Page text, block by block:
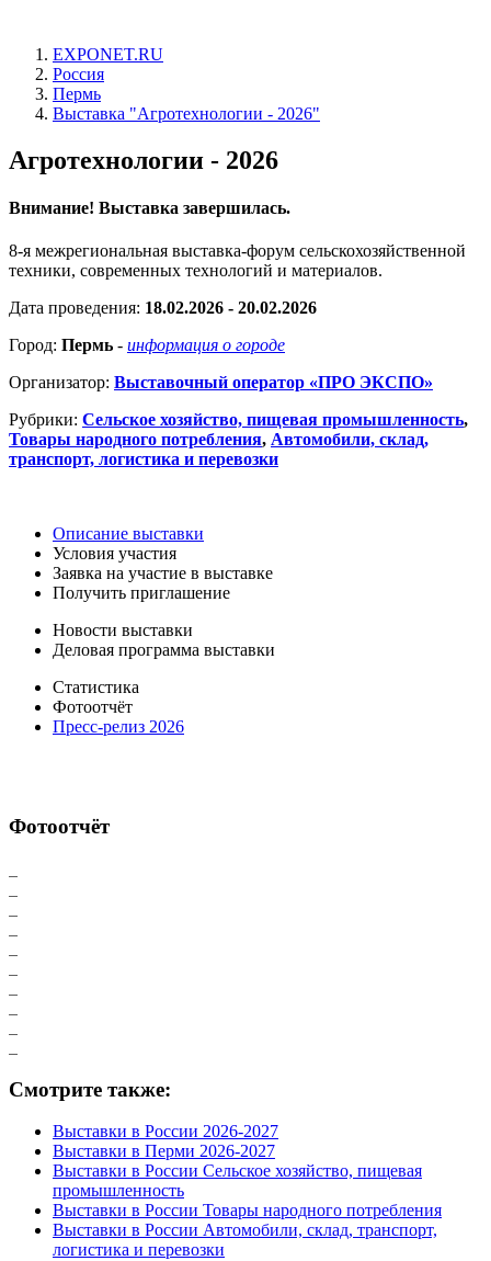
EXPONET.RU
Россия
Пермь
Выставка "Агротехнологии - 2026"
Агротехнологии - 2026
Внимание! Выставка завершилась.
8-я межрегиональная выставка-форум сельскохозяйственной
техники, современных технологий и материалов.
Дата проведения: 18.02.2026 - 20.02.2026
Город: Пермь - информация о городе
Организатор: Выставочный оператор «ПРО ЭКСПО»
Рубрики: Сельское хозяйство, пищевая промышленность,
Товары народного потребления, Автомобили, склад,
транспорт, логистика и перевозки
Описание выставки
Условия участия
Заявка на участие в выставке
Получить приглашение
Новости выставки
Деловая программа выставки
Статистика
Фотоотчёт
Пресс-релиз 2026
Фотоотчёт
Смотрите также:
Выставки в России 2026-2027
Выставки в Перми 2026-2027
Выставки в России Сельское хозяйство, пищевая
промышленность
Выставки в России Товары народного потребления
Выставки в России Автомобили, склад, транспорт,
логистика и перевозки